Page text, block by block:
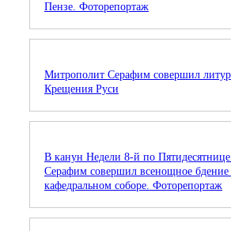
Пензе. Фоторепортаж
Митрополит Серафим совершил
Крещения Руси
В канун Недели 8-й по
Серафим совершил всенощное бдение
кафедральном соборе. Фоторепортаж